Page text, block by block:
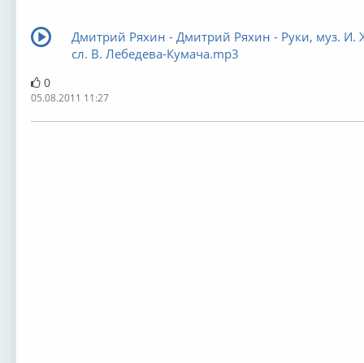
Дмитрий Ряхин - Дмитрий Ряхин - Руки, муз. И.
сл. В. Лебедева-Кумача.mp3
0
05.08.2011 11:27